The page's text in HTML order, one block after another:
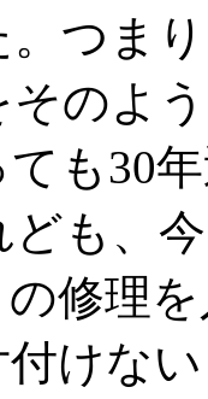
つま
のよ
も30
も、
の修理
けな